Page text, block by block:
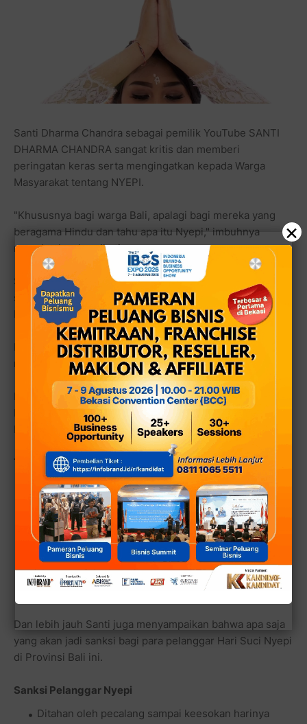
Santi Dharma Chandra sebagai pemilik YouTube SANTI
DHARMA CHANDRA sangat kritis dan memberi
peringatan keras serta mengingatkan kepada Warga
Masyarakat tentang NYEPI.
"Khususnya bagi warga Bali, apalagi bagi mereka yang
beragama Hindu dan tahu apa itu Nyepi," imbuhnya
menekankan keprihatinannya.
Sebagai informasi, PERDA Nyepi yang kini dipakai
sebagai landasan hukum adalah Peraturan Daerah
Provinsi Bali Nomor 3 Tahun 2003.
PERDA ini mengatur tugasPecalangdalam
mengamankan pelaksanaan Nyepi dan adat agama di Bali.
Dirinya pun menjelaskan apa saja tugas dari para
Pecalang, sebagai satuan pengaman khas tradisional di
Provinsi Bali.
Tugas Pecalang:
Menjaga keamanan desa adat
Menjaga keamanan dan ketertiban alam, lingkungan
fisik, dan lingkungan sosial budaya
Mengawasi perilaku warga desa, pendatang, serta
wisatawan
Melindungi nilai-nilai budaya dan adat istiadat Bali
Dan lebih jauh Santi juga menyampaikan bahwa apa saja
yang akan jadi sanksi bagi para pelanggar Hari Suci Nyepi
di Provinsi Bali ini.
Sanksi Pelanggar Nyepi
Ditahan oleh pecalang sampai keesokan harinya
×